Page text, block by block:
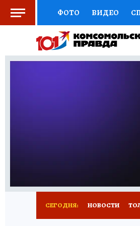
ФОТО ВИДЕО
СОЦПОДДЕРЖКА
ВЫБОР ЭКСПЕРТОВ
СЕГОДНЯ: НОВОСТИ